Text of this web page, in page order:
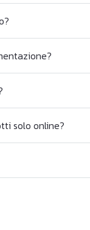
solo online?